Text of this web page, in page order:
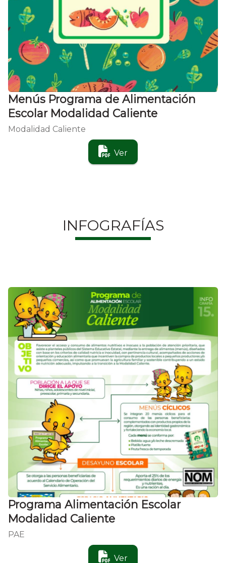
Menús Programa de Alimentación
Escolar Modalidad Caliente
Modalidad Caliente
Ver
INFOGRAFÍAS
Programa Alimentación Escolar
Modalidad Caliente
PAE
Ver